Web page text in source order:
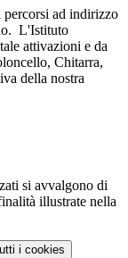
ad indirizzo
L'Istituto
attivazioni e da
Chitarra,
della nostra
si avvalgono di
illustrate nella
i cookies